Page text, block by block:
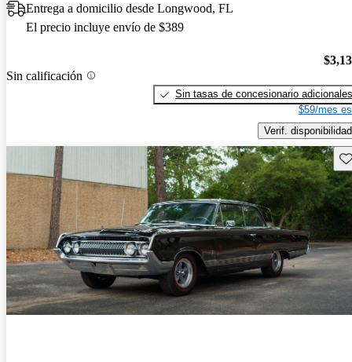
Entrega a domicilio desde Longwood, FL
El precio incluye envío de $389
Sin calificación
Sin tasas de concesionario adicionales
$59/mes
Verif. disponibilidad